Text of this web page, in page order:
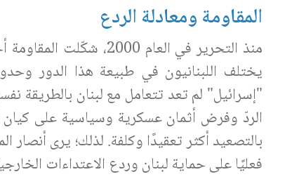
المقاومة ومعادلة الردع
منذ التحرير في العام
يختلف اللبنانيون في طبيعة هذا الدور
"إسرائيل" لم تعد تتعامل مع لبنان بالطريقة
الردّ وفرض أثمان عسكرية وسياسية على كيان
بالتصعيد أكثر تعقيدًا وكلفة. لذلك؛ يرى أنصار
فعليًا على حماية لبنان وردع الاعتداءات